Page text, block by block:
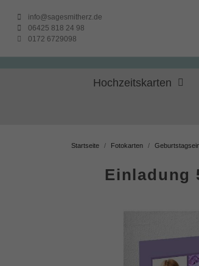
info@sagesmitherz.de
06425 818 24 98
0172 6729098
Hochzeitskarten
Startseite Fotokarten
Einladung